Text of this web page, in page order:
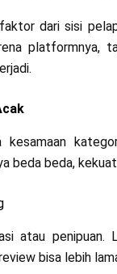
dari sisi
platformnya,
beda beda,
atau
bisa lebih